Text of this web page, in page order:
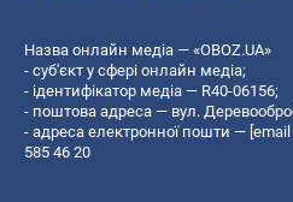
Назва онлайн медіа — «OBOZ.UA»
- суб'єкт у сфері онлайн медіа;
- ідентифікатор медіа — R40-06156;
- поштова адреса — вул.
- адреса електронної пошти —
585 46 20